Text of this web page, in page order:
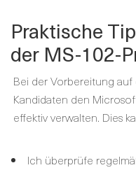
Praktische
der MS-102-
Bei der Vorbereitung
Kandidaten den
effektiv verwalten. Dies
Ich überprüfe